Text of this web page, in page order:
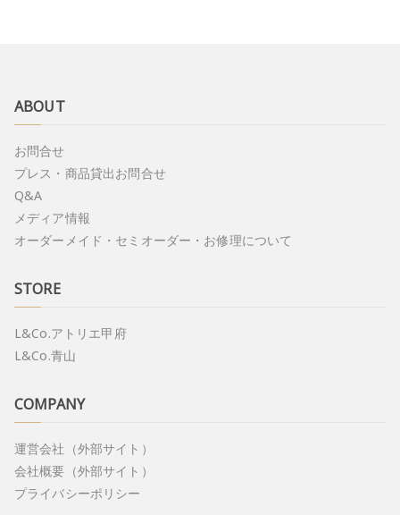
ABOUT
お問合せ
プレス・商品貸出お問合せ
Q&A
メディア情報
オーダーメイド・セミオーダー・お修理について
STORE
L&Co.アトリエ甲府
L&Co.青山
COMPANY
運営会社（外部サイト）
会社概要（外部サイト）
プライバシーポリシー